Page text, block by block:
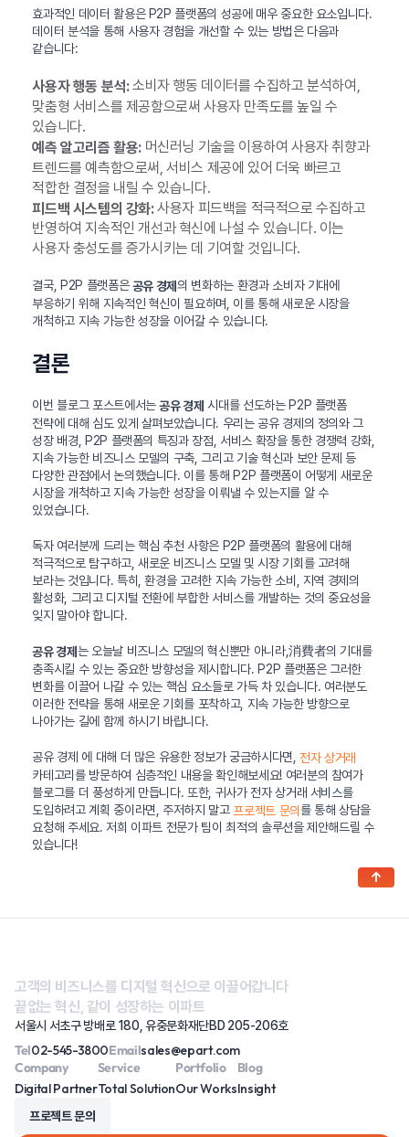
효과적인 데이터 활용은 P2P 플랫폼의 성공에 매우 중요한 요소입니다.
데이터 분석을 통해 사용자 경험을 개선할 수 있는 방법은 다음과
같습니다:
사용자 행동 분석:소비자 행동 데이터를 수집하고 분석하여,
맞춤형 서비스를 제공함으로써 사용자 만족도를 높일 수
있습니다.
예측 알고리즘 활용:머신러닝 기술을 이용하여 사용자 취향과
트렌드를 예측함으로써, 서비스 제공에 있어 더욱 빠르고
적합한 결정을 내릴 수 있습니다.
피드백 시스템의 강화:사용자 피드백을 적극적으로 수집하고
반영하여 지속적인 개선과 혁신에 나설 수 있습니다. 이는
사용자 충성도를 증가시키는 데 기여할 것입니다.
결국, P2P 플랫폼은공유 경제의 변화하는 환경과 소비자 기대에
부응하기 위해 지속적인 혁신이 필요하며, 이를 통해 새로운 시장을
개척하고 지속 가능한 성장을 이어갈 수 있습니다.
결론
이번 블로그 포스트에서는공유 경제 시대를 선도하는 P2P 플랫폼
전략에 대해 심도 있게 살펴보았습니다. 우리는 공유 경제의 정의와 그
성장 배경, P2P 플랫폼의 특징과 장점, 서비스 확장을 통한 경쟁력 강화,
지속 가능한 비즈니스 모델의 구축, 그리고 기술 혁신과 보안 문제 등
다양한 관점에서 논의했습니다. 이를 통해 P2P 플랫폼이 어떻게 새로운
시장을 개척하고 지속 가능한 성장을 이뤄낼 수 있는지를 알 수
있었습니다.
독자 여러분께 드리는 핵심 추천 사항은 P2P 플랫폼의 활용에 대해
적극적으로 탐구하고, 새로운 비즈니스 모델 및 시장 기회를 고려해
보라는 것입니다. 특히, 환경을 고려한 지속 가능한 소비, 지역 경제의
활성화, 그리고 디지털 전환에 부합한 서비스를 개발하는 것의 중요성을
잊지 말아야 합니다.
공유 경제 는 오늘날 비즈니스 모델의 혁신뿐만 아니라,消費者의 기대를
충족시킬 수 있는 중요한 방향성을 제시합니다. P2P 플랫폼은 그러한
변화를 이끌어 나갈 수 있는 핵심 요소들로 가득 차 있습니다. 여러분도
이러한 전략을 통해 새로운 기회를 포착하고, 지속 가능한 방향으로
나아가는 길에 함께 하시기 바랍니다.
공유 경제 에 대해 더 많은 유용한 정보가 궁금하시다면,전자 상거래
카테고리를 방문하여 심층적인 내용을 확인해보세요! 여러분의 참여가
블로그를 더 풍성하게 만듭니다. 또한, 귀사가 전자 상거래 서비스를
도입하려고 계획 중이라면, 주저하지 말고 프로젝트 문의를 통해 상담을
요청해 주세요. 저희 이파트 전문가 팀이 최적의 솔루션을 제안해드릴 수
있습니다!
고객의 비즈니스를 디지털 혁신으로 이끌어갑니다
끝없는 혁신, 같이 성장하는 이파트
서울시 서초구 방배로 180, 유중문화재단BD 205-206호
Tel02-545-3800Emailsales@epart.com
Company
Digital Partner
Service
Total Solution
Portfolio
Our Works
Blog
Insight
프로젝트 문의
↑